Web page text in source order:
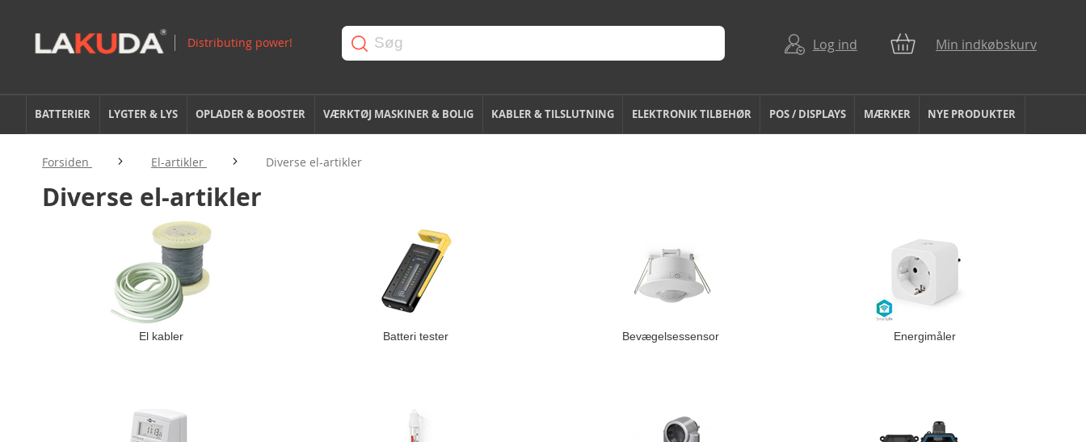
Log ind Min indkøbskurv
BATTERIER LYGTER & LYS OPLADER & BOOSTER VÆRKTØJ MASKINER & BOLIG KABLER & TILSLUTNING ELEKTRONIK TILBEHØR POS / DISPLAYS MÆRKER NYE PRODUKTER
Forsiden El-artikler Diverse el-artikler
Diverse el-artikler
El kabler Batteri tester Bevægelsessensor Energimåler